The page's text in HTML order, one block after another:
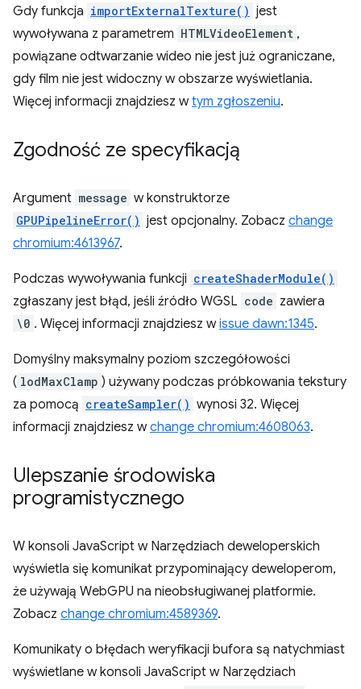
Gdy funkcja importExternalTexture() jest
wywoływana z parametrem HTMLVideoElement ,
powiązane odtwarzanie wideo nie jest już ograniczane,
gdy film nie jest widoczny w obszarze wyświetlania.
Więcej informacji znajdziesz wtym zgłoszeniu.
Zgodność ze specyfikacją
Argument message w konstruktorze
GPUPipelineError() jest opcjonalny. Zobacz change
chromium:4613967.
Podczas wywoływania funkcji createShaderModule()
zgłaszany jest błąd, jeśli źródło WGSL code zawiera
\0 . Więcej informacji znajdziesz wissue dawn:1345.
Domyślny maksymalny poziom szczegółowości
( lodMaxClamp ) używany podczas próbkowania tekstury
za pomocą createSampler() wynosi 32. Więcej
informacji znajdziesz wchange chromium:4608063.
Ulepszanie środowiska
programistycznego
W konsoli JavaScript w Narzędziach deweloperskich
wyświetla się komunikat przypominający deweloperom,
że używają WebGPU na nieobsługiwanej platformie.
Zobacz change chromium:4589369.
Komunikaty o błędach weryfikacji bufora są natychmiast
wyświetlane w konsoli JavaScript w Narzędziach